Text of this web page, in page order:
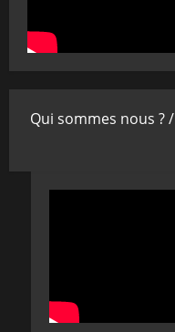
Qui sommes nous ? /